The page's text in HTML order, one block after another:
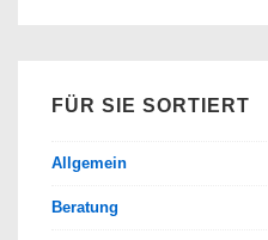
FÜR SIE SORTIERT
Allgemein
Beratung